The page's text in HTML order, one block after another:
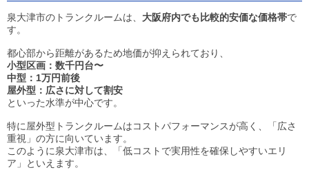
泉大津市のトランクルームは、 大阪府内でも比較的安価な価格帯で
す。
都心部から距離があるため地価が抑えられており、
小型区画：数千円台〜
中型：1万円前後
屋外型：広さに対して割安
といった水準が中心です。
特に屋外型トランクルームはコストパフォーマンスが高く、「広さ
重視」の方に向いています。
このように泉大津市は、「低コストで実用性を確保しやすいエリ
ア」といえます。